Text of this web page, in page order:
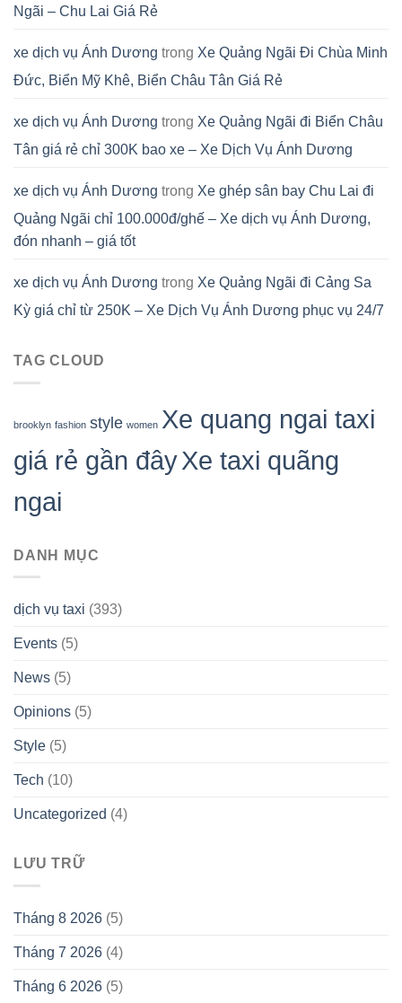
Ngãi – Chu Lai Giá Rẻ
xe dịch vụ Ánh Dương trong Xe Quảng Ngãi Đi Chùa Minh
Đức, Biển Mỹ Khê, Biển Châu Tân Giá Rẻ
xe dịch vụ Ánh Dương trong Xe Quảng Ngãi đi Biển Châu
Tân giá rẻ chỉ 300K bao xe – Xe Dịch Vụ Ánh Dương
xe dịch vụ Ánh Dương trong Xe ghép sân bay Chu Lai đi
Quảng Ngãi chỉ 100.000đ/ghế – Xe dịch vụ Ánh Dương,
đón nhanh – giá tốt
xe dịch vụ Ánh Dương trong Xe Quảng Ngãi đi Cảng Sa
Kỳ giá chỉ từ 250K – Xe Dịch Vụ Ánh Dương phục vụ 24/7
TAG CLOUD
brooklyn fashion style women Xe quang ngai taxi
giá rẻ gần đâyXe taxi quãng
ngai
DANH MỤC
dịch vụ taxi (393)
Events (5)
News (5)
Opinions (5)
Style (5)
Tech (10)
Uncategorized (4)
LƯU TRỮ
Tháng 8 2026 (5)
Tháng 7 2026 (4)
Tháng 6 2026 (5)